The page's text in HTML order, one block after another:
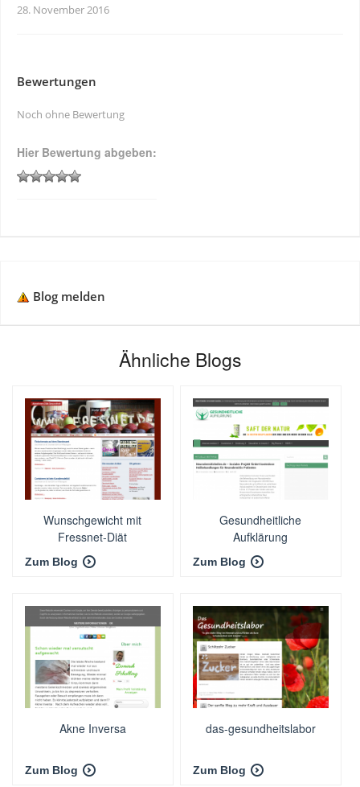
28. November 2016
Bewertungen
Noch ohne Bewertung
Hier Bewertung abgeben:
Blog melden
Ähnliche Blogs
Wunschgewicht mit
Fressnet-Diät
Zum Blog
Gesundheitliche
Aufklärung
Zum Blog
Akne Inversa
Zum Blog
das-gesundheitslabor
Zum Blog